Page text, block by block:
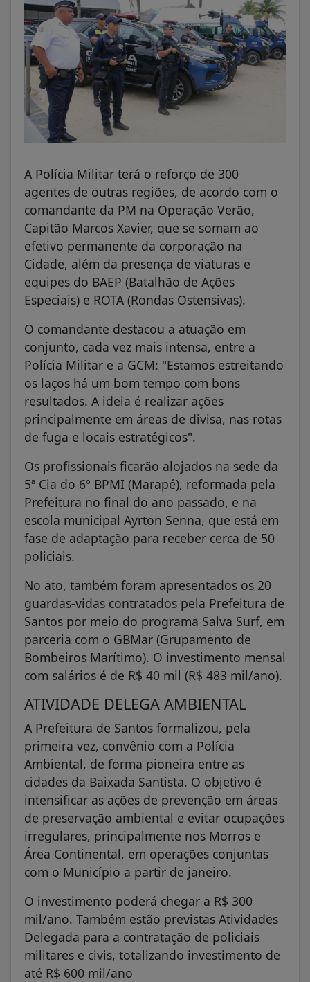
A Polícia Militar terá o reforço de 300
agentes de outras regiões, de acordo com o
comandante da PM na Operação Verão,
Capitão Marcos Xavier, que se somam ao
efetivo permanente da corporação na
Cidade, além da presença de viaturas e
equipes do BAEP (Batalhão de Ações
Especiais) e ROTA (Rondas Ostensivas).
O comandante destacou a atuação em
conjunto, cada vez mais intensa, entre a
Polícia Militar e a GCM: "Estamos estreitando
os laços há um bom tempo com bons
resultados. A ideia é realizar ações
principalmente em áreas de divisa, nas rotas
de fuga e locais estratégicos".
Os profissionais ficarão alojados na sede da
5ª Cia do 6º BPMI (Marapé), reformada pela
Prefeitura no final do ano passado, e na
escola municipal Ayrton Senna, que está em
fase de adaptação para receber cerca de 50
policiais.
No ato, também foram apresentados os 20
guardas-vidas contratados pela Prefeitura de
Santos por meio do programa Salva Surf, em
parceria com o GBMar (Grupamento de
Bombeiros Marítimo). O investimento mensal
com salários é de R$ 40 mil (R$ 483 mil/ano).
ATIVIDADE DELEGA AMBIENTAL
A Prefeitura de Santos formalizou, pela
primeira vez, convênio com a Polícia
Ambiental, de forma pioneira entre as
cidades da Baixada Santista. O objetivo é
intensificar as ações de prevenção em áreas
de preservação ambiental e evitar ocupações
irregulares, principalmente nos Morros e
Área Continental, em operações conjuntas
com o Município a partir de janeiro.
O investimento poderá chegar a R$ 300
mil/ano. Também estão previstas Atividades
Delegada para a contratação de policiais
militares e civis, totalizando investimento de
até R$ 600 mil/ano